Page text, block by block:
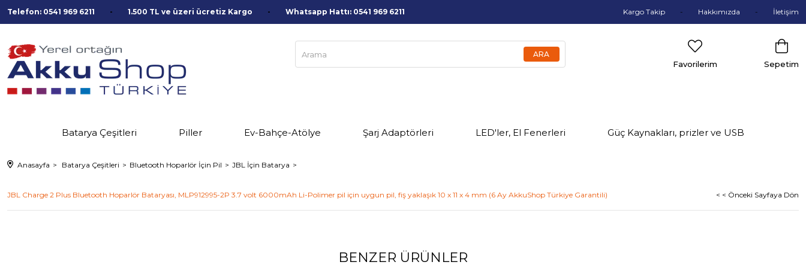
Telefon: 0541 969 6211 1.500 TL ve üzeri ücretiz Kargo Whatsapp Hattı: 0541 969 6211 Kargo Takip Hakkımızda İletişim
Sepetim
Favorilerim
Batarya Çeşitleri Piller Ev-Bahçe-Atölye Şarj Adaptörleri LED'ler, El Fenerleri Güç Kaynakları, prizler ve USB
Anasayfa Batarya Çeşitleri Bluetooth Hoparlör İçin Pil JBL İçin Batarya
JBL Charge 2 Plus Bluetooth Hoparlör Bataryası, MLP912995-2P 3.7 volt 6000mAh Li-Polimer pil için uygun pil, fiş yaklaşık 10 x 11 x 4 mm (6 Ay AkkuShop Türkiye Garantili) < < Önceki Sayfaya Dön
BENZER ÜRÜNLER